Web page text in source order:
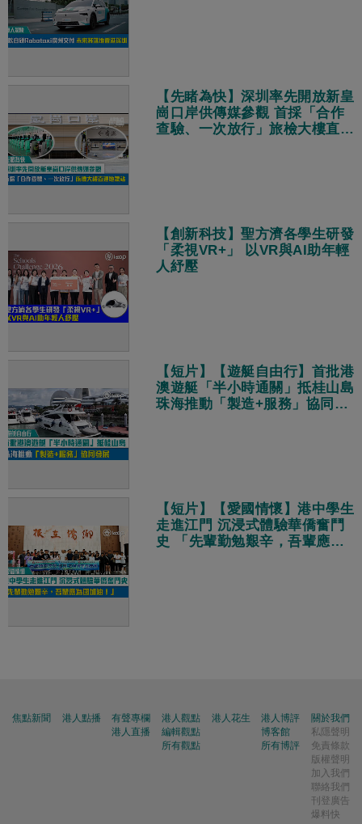
【先睹為快】深圳率先開放新皇
崗口岸供傳媒參觀 首採「合作
查驗、一次放行」旅檢大樓直連
【創新科技】聖方濟各學生研發
「柔視VR+」 以VR與AI助年輕
人紓壓
【短片】【遊艇自由行】首批港
澳遊艇「半小時通關」抵桂山島
珠海推動「製造+服務」協同發
【短片】【愛國情懷】港中學生
走進江門 沉浸式體驗華僑奮鬥
史 「先輩勤勉艱辛，吾輩應為
焦點新聞 港人點播
有聲專欄
港人直播
港人觀點
編輯觀點
所有觀點
港人花生
港人博評
博客館
所有博評
關於我們
私隱聲明
免責條款
版權聲明
加入我們
聯絡我們
刊登廣告
爆料快